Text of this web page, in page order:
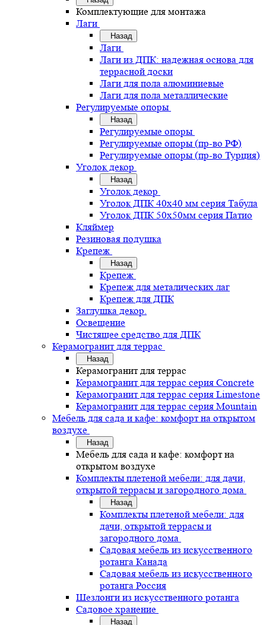
Комплектующие для монтажа
Лаги
Назад
Лаги
Лаги из ДПК: надежная основа для
террасной доски
Лаги для пола алюминиевые
Лаги для пола металлические
Регулируемые опоры
Назад
Регулируемые опоры
Регулируемые опоры (пр-во РФ)
Регулируемые опоры (пр-во Турция)
Уголок декор
Назад
Уголок декор
Уголок ДПК 40х40 мм серия Табула
Уголок ДПК 50х50мм серия Патио
Кляймер
Резиновая подушка
Крепеж
Назад
Крепеж
Крепеж для металических лаг
Крепеж для ДПК
Заглушка декор.
Освещение
Чистящее средство для ДПК
Керамогранит для террас
Назад
Керамогранит для террас
Керамогранит для террас серия Concrete
Керамогранит для террас серия Limestone
Керамогранит для террас серия Mountain
Мебель для сада и кафе: комфорт на открытом
воздухе
Назад
Мебель для сада и кафе: комфорт на
открытом воздухе
Комплекты плетеной мебели: для дачи,
открытой террасы и загородного дома
Назад
Комплекты плетеной мебели: для
дачи, открытой террасы и
загородного дома
Садовая мебель из искусственного
ротанга Канада
Садовая мебель из искусственного
ротанга Россия
Шезлонги из искусственного ротанга
Садовое хранение
Назад